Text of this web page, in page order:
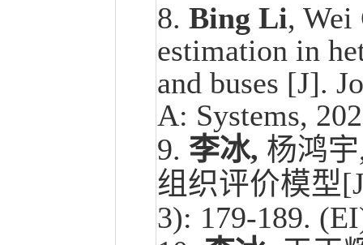
8. Bing Li, Wei
estimation in
and buses [J].
A: Systems,
9. 李冰, 杨鸿
组织评价模型
3): 179-189.